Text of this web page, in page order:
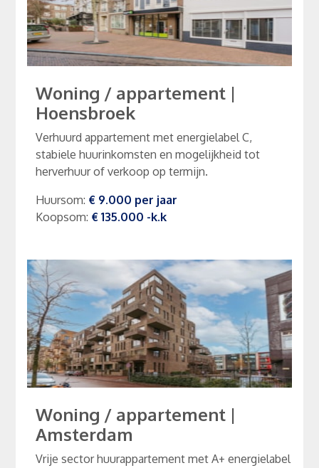
Woning / appartement |
Hoensbroek
Verhuurd appartement met energielabel C,
stabiele huurinkomsten en mogelijkheid tot
herverhuur of verkoop op termijn.
Huursom: € 9.000 per jaar
Koopsom: € 135.000 -k.k
Woning / appartement |
Amsterdam
Vrije sector huurappartement met A+ energielabel